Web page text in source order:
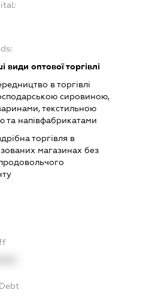
види оптової торгівлі
в торгівлі
сировиною,
текстильною
та напівфабрикатами
торгівля в
магазинах без